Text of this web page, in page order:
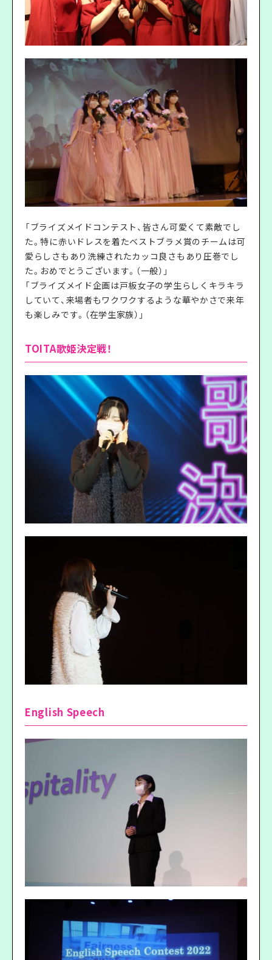
「ブライズメイドコンテスト、皆さん可愛くて素敵でし
た。特に赤いドレスを着たベストブラメ賞のチームは可
愛らしさもあり洗練されたカッコ良さもあり圧巻でし
た。おめでとうございます。（一般）」
「ブライズメイド企画は戸板女子の学生らしくキラキラ
していて、来場者もワクワクするような華やかさで来年
も楽しみです。（在学生家族）」
TOITA歌姫決定戦！
English Speech